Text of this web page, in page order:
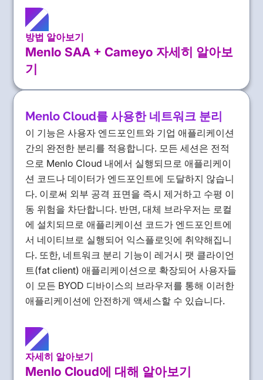
방법 알아보기
Menlo SAA + Cameyo 자세히 알아보
기
Menlo Cloud를 사용한 네트워크 분리
이 기능은 사용자 엔드포인트와 기업 애플리케이션
간의 완전한 분리를 적용합니다. 모든 세션은 전적
으로 Menlo Cloud 내에서 실행되므로 애플리케이
션 코드나 데이터가 엔드포인트에 도달하지 않습니
다. 이로써 외부 공격 표면을 즉시 제거하고 수평 이
동 위험을 차단합니다. 반면, 대체 브라우저는 로컬
에 설치되므로 애플리케이션 코드가 엔드포인트에
서 네이티브로 실행되어 익스플로잇에 취약해집니
다. 또한, 네트워크 분리 기능이 레거시 팻 클라이언
트(fat client) 애플리케이션으로 확장되어 사용자들
이 모든 BYOD 디바이스의 브라우저를 통해 이러한
애플리케이션에 안전하게 액세스할 수 있습니다.
자세히 알아보기
Menlo Cloud에 대해 알아보기